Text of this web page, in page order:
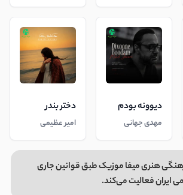
دیوونه بودم
مهدی جهانی
دختر بندر
امیر عظیمی
هنری میفا موزیک طبق قوانین جاری
ایران فعالیت می‌کند.